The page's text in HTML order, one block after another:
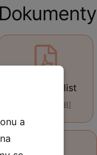
Dokumenty
Technický list
[PDF, 440 kB]
a